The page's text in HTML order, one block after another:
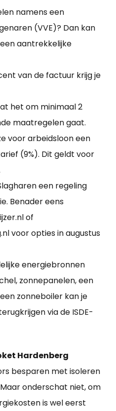
namens een
(VVE)? Dan kan
aantrekkelijke
van de factuur krijg je
het om minimaal 2
maatregelen gaat.
voor arbeidsloon een
(9%). Dit geldt voor
een regeling
Benader eens
of
voor opties in augustus
energiebronnen
zonnepanelen, een
zonneboiler kan je
via de ISDE-
Hardenberg
besparen met isoleren
onderschat niet, om
is wel eerst